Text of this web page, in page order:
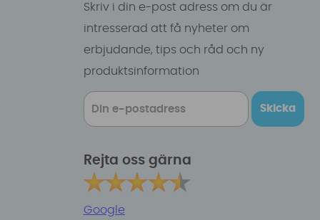
Skriv i din e-post adress om du är
intresserad att få nyheter om
erbjudande, tips och råd och ny
produktsinformation
Skicka
Rejta oss gärna
Google